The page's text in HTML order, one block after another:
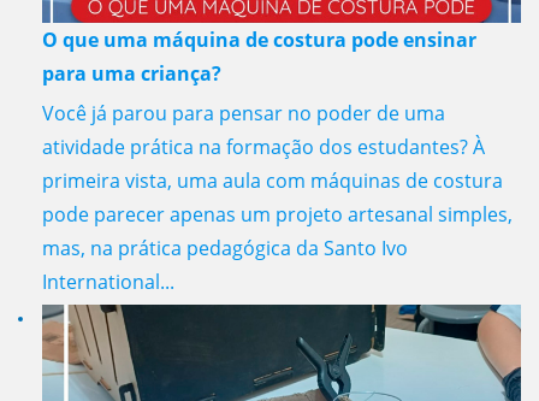
O que uma máquina de costura pode ensinar
para uma criança?
Você já parou para pensar no poder de uma
atividade prática na formação dos estudantes? À
primeira vista, uma aula com máquinas de costura
pode parecer apenas um projeto artesanal simples,
mas, na prática pedagógica da Santo Ivo
International...